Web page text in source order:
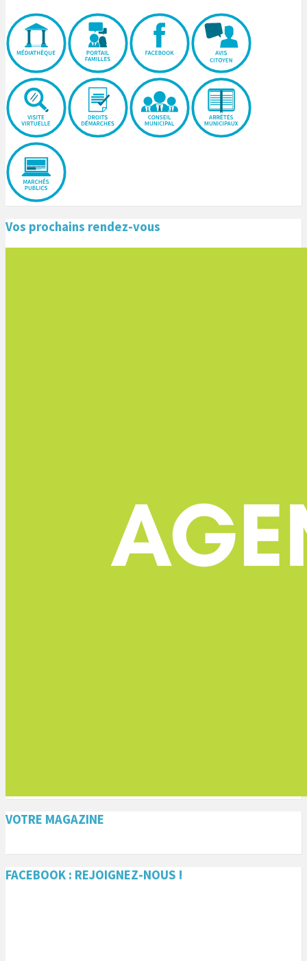
Vos prochains rendez-vous
VOTRE MAGAZINE
FACEBOOK : REJOIGNEZ-NOUS !